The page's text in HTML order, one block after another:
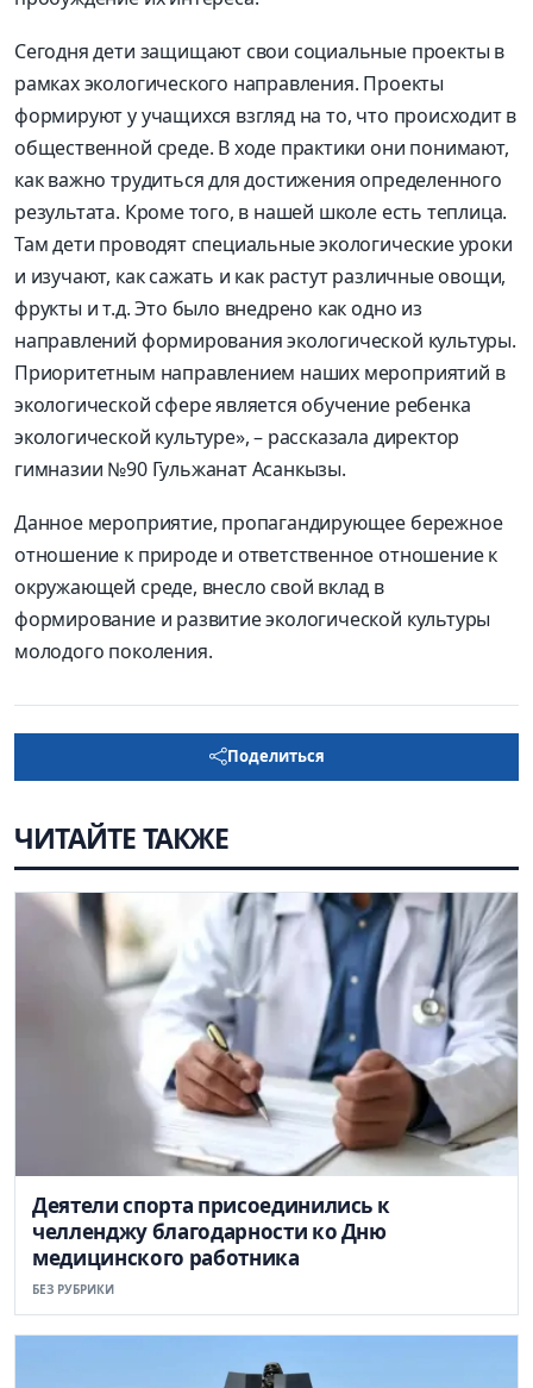
Сегодня дети защищают свои социальные проекты в
рамках экологического направления. Проекты
формируют у учащихся взгляд на то, что происходит в
общественной среде. В ходе практики они понимают,
как важно трудиться для достижения определенного
результата. Кроме того, в нашей школе есть теплица.
Там дети проводят специальные экологические уроки
и изучают, как сажать и как растут различные овощи,
фрукты и т.д. Это было внедрено как одно из
направлений формирования экологической культуры.
Приоритетным направлением наших мероприятий в
экологической сфере является обучение ребенка
экологической культуре», – рассказала директор
гимназии №90 Гульжанат Асанкызы.
Данное мероприятие, пропагандирующее бережное
отношение к природе и ответственное отношение к
окружающей среде, внесло свой вклад в
формирование и развитие экологической культуры
молодого поколения.
Поделиться
ЧИТАЙТЕ ТАКЖЕ
Деятели спорта присоединились к
челленджу благодарности ко Дню
медицинского работника
БЕЗ РУБРИКИ